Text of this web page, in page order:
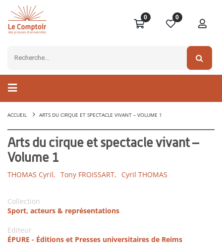
0 0
ACCUEIL ARTS DU CIRQUE ET SPECTACLE VIVANT – VOLUME 1
Arts du cirque et spectacle vivant –
Volume 1
THOMAS Cyril, Tony FROISSART, Cyril THOMAS
Collection
Sport, acteurs & représentations
Editeur
ÉPURE - Éditions et Presses universitaires de Reims